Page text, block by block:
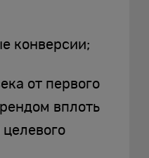
конверсии;
от первого
вплоть